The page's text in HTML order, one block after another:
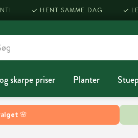
🌸
HENT SAMME DAG
skarpe priser Planter